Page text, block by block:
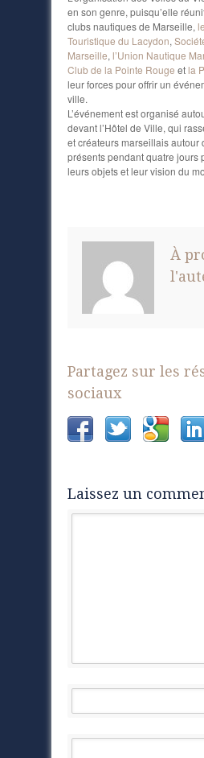
en son genre, puisqu’elle
clubs nautiques de Marseille,
Touristique du Lacydon,
Marseille, l’Union Nautique
Club de la Pointe Rouge et la
leur forces pour offrir un
ville.
L’événement est organisé
devant l’Hôtel de Ville, qui
et créateurs marseillais autour
présents pendant quatre jours
leurs objets et leur vision du
À
Partagez sur les
sociaux
Laissez un